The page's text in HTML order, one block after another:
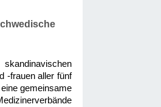
-frauen aller fünf
gemeinsame